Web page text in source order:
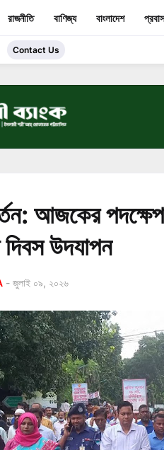
রাজনীতি বাণিজ্য বাংলাদেশ প্রবাস
Contact Us
আজকের
দিবস উদযাপন
- জুলাই ০৯, ২০২৬